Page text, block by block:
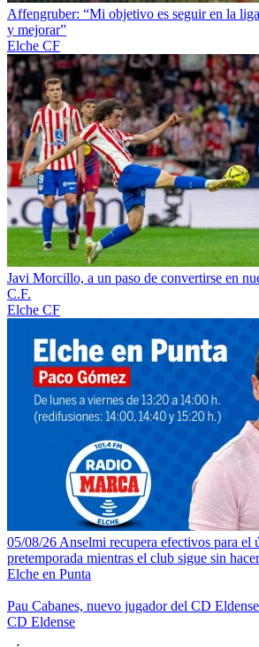
Affengruber: “Mi objetivo es seguir en la
y mejorar”
Elche CF
Javi Morcillo, a un paso de convertirse en
C.F.
Elche CF
05/08/26 Anselmi recupera efectivos para el
pretemporada mientras el club sigue sin
Elche en Punta
Pau Cabanes, nuevo jugador del CD Eldense
CD Eldense